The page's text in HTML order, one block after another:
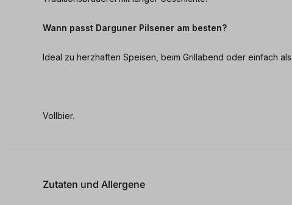
Wann passt Darguner Pilsener am besten?
Ideal zu herzhaften Speisen, beim Grillabend oder einfach
Vollbier.
Zutaten und Allergene